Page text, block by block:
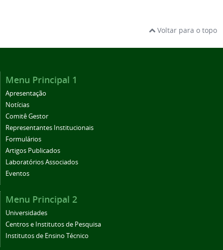
Voltar para o topo
Menu Principal 1
Apresentação
Notícias
Comitê Gestor
Representantes Institucionais
Formulários
Artigos Publicados
Laboratórios Associados
Eventos
Menu Principal 2
Universidades
Centros e Institutos de Pesquisa
Institutos de Ensino Técnico